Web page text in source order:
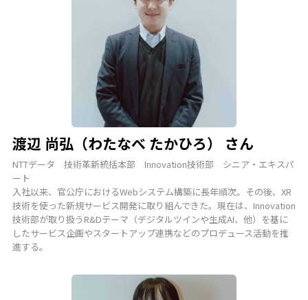
渡辺 尚弘（わたなべ たかひろ） さん
NTTデータ 技術革新統括本部 Innovation技術部 シニア・エキスパ
ート
入社以来、官公庁におけるWebシステム構築に長年順次。その後、XR
技術を使った新規サービス開発に取り組んできた。現在は、Innovation
技術部が取り扱うR&Dテーマ（デジタルツインや生成AI、他）を基に
したサービス企画やスタートアップ連携などのプロデュース活動を推
進する。